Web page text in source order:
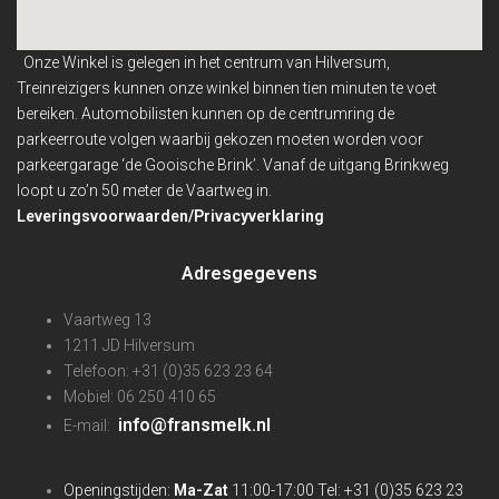
Onze Winkel is gelegen in het centrum van Hilversum,
Treinreizigers kunnen onze winkel binnentien minuten te voet
bereiken. Automobilisten kunnen op de centrumring de
parkeerroute volgen waarbij gekozen moeten worden voor
parkeergarage ‘de Gooische Brink’. Vanaf de uitgang Brinkweg
loopt u zo’n 50 meter de Vaartweg in.
Leveringsvoorwaarden/Privacyverklaring
Adresgegevens
Vaartweg 13
1211 JD Hilversum
Telefoon: +31 (0)35 623 23 64
Mobiel: 06 250 410 65
E-mail: info@fransmelk.nl
Openingstijden: Ma-Zat 11:00-17:00 Tel: +31 (0)35 623 23